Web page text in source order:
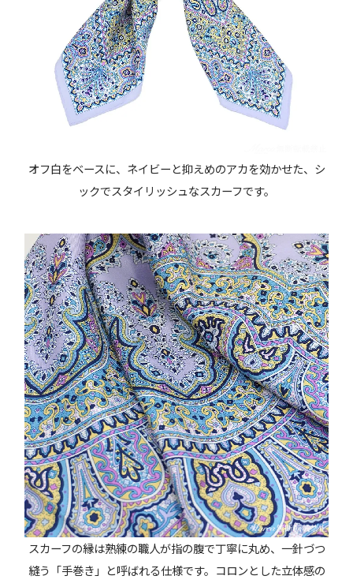
オフ白をベースに、ネイビーと抑えめのアカを効かせた、シ
ックでスタイリッシュなスカーフです。
スカーフの縁は熟練の職人が指の腹で丁寧に丸め、一針づつ
縫う「手巻き」と呼ばれる仕様です。コロンとした立体感の